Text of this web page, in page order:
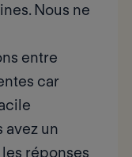
Nous ne
entre
car
avez un
réponses